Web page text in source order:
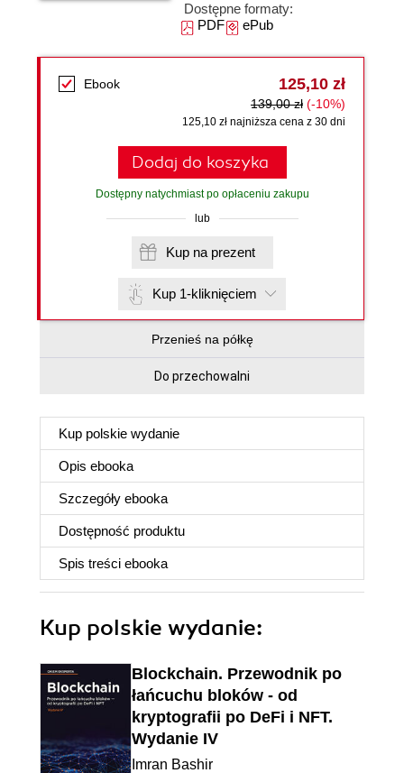
Dostępne formaty:
PDFePub
Ebook 125,10 zł
139,00 zł (-10%)
125,10 zł najniższa cena z 30 dni
Dodaj do koszyka
Dostępny natychmiast po opłaceniu zakupu
lub
Kup na prezent
Kup 1-kliknięciem
Przenieś na półkę
Do przechowalni
Kup polskie wydanie
Opis ebooka
Szczegóły ebooka
Dostępność produktu
Spis treści ebooka
Kup polskie wydanie:
Blockchain. Przewodnik po
łańcuchu bloków - od
kryptografii po DeFi i NFT.
Wydanie IV
Imran Bashir